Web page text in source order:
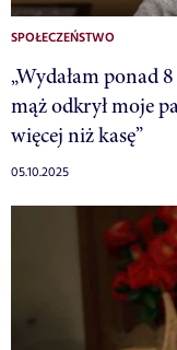
SPOŁECZEŃSTWO
„Wydałam ponad
mąż odkrył moje
więcej niż kasę”
05.10.2025